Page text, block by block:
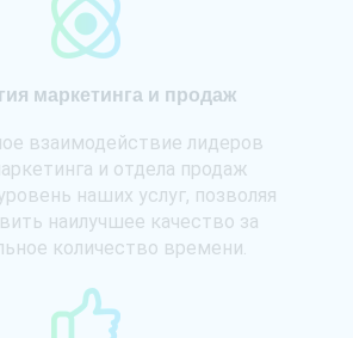
маркетинга и продаж
взаимодействие лидеров
и отдела продаж
наших услуг, позволяя
наилучшее качество за
количество времени.